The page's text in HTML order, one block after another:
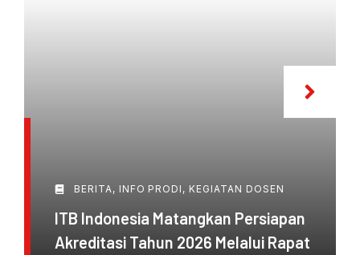
BERITA, INFO PRODI , KEGIATAN DOSEN
ITB Indonesia Matangkan Persiapan
Akreditasi Tahun 2026 Melalui Rapat